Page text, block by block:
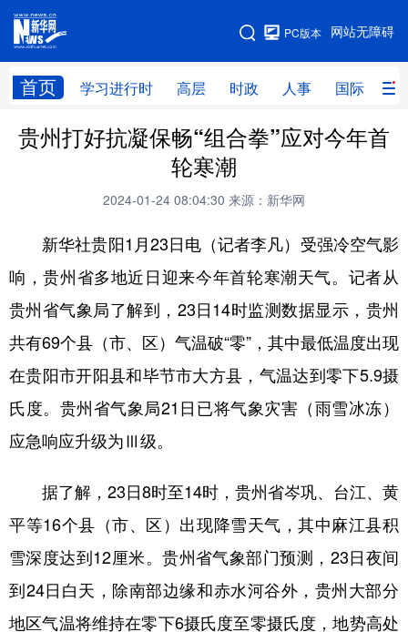
网站无障碍
PC版本
首页 学习进行时 高层 时政 人事 国际 财
网站地图
学习进行时 高层 时政 人事
科技 科创 量子 体育
文化 书画 健康
法律 中央文件 金融 汽车
食品 人居 信息化 数字经济
学术中国 乡村振兴
彩票 娱乐 时尚 悦读
公益 一带一路 亚太网 上市公司
文化产业
贵州打好抗凝保畅“组合拳”应对今年首
轮寒潮
2024-01-24 08:04:30 来源：新华网
新华社贵阳1月23日电（记者李凡）受强冷空气影
响，贵州省多地近日迎来今年首轮寒潮天气。记者从
贵州省气象局了解到，23日14时监测数据显示，贵州
共有69个县（市、区）气温破“零”，其中最低温度出现
在贵阳市开阳县和毕节市大方县，气温达到零下5.9摄
氏度。贵州省气象局21日已将气象灾害（雨雪冰冻）
应急响应升级为Ⅲ级。
据了解，23日8时至14时，贵州省岑巩、台江、黄
平等16个县（市、区）出现降雪天气，其中麻江县积
雪深度达到12厘米。贵州省气象部门预测，23日夜间
到24日白天，除南部边缘和赤水河谷外，贵州大部分
地区气温将维持在零下6摄氏度至零摄氏度，地势高处